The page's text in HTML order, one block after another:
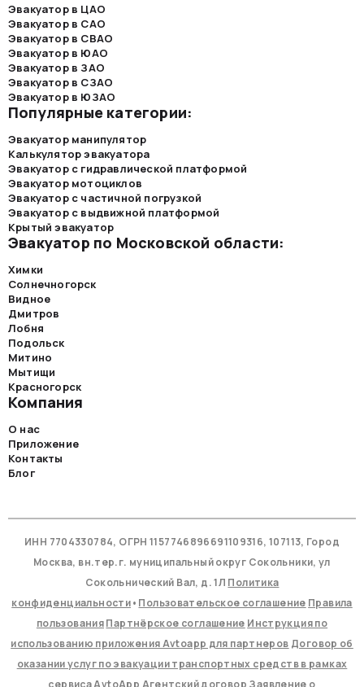
Эвакуатор в ЦАО
Эвакуатор в САО
Эвакуатор в СВАО
Эвакуатор в ЮАО
Эвакуатор в ЗАО
Эвакуатор в СЗАО
Эвакуатор в ЮЗАО
Популярные категории:
Эвакуатор манипулятор
Калькулятор эвакуатора
Эвакуатор с гидравлической платформой
Эвакуатор мотоциклов
Эвакуатор с частичной погрузкой
Эвакуатор с выдвижной платформой
Крытый эвакуатор
Эвакуатор по Московской области:
Химки
Солнечногорск
Видное
Дмитров
Лобня
Подольск
Митино
Мытищи
Красногорск
Компания
О нас
Приложение
Контакты
Блог
ИНН 7704330784, ОГРН 1157746896691109316, 107113, Город
Москва, вн.тер.г. муниципальный округ Сокольники, ул
Сокольнический Вал, д. 1Л Политика
конфиденциальности• Пользовательское соглашение Правила
пользованияПартнёрское соглашение Инструкция по
использованию приложения Avtoapp для партнеров Договор об
оказании услуг по эвакуации транспортных средств в рамках
сервиса AvtoApp Агентский договор Заявление о